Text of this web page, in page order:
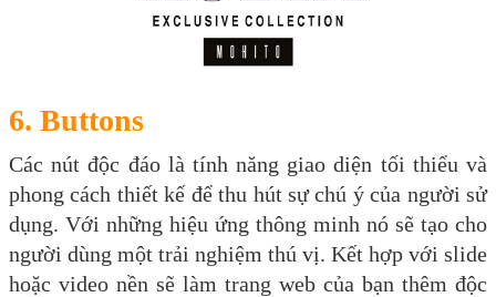
6. Buttons
Các nút độc đáo là tính năng giao diện tối thiểu và
phong cách thiết kế để thu hút sự chú ý của người sử
dụng. Với những hiệu ứng thông minh nó sẽ tạo cho
người dùng một trải nghiệm thú vị. Kết hợp với slide
hoặc video nền sẽ làm trang web của bạn thêm độc